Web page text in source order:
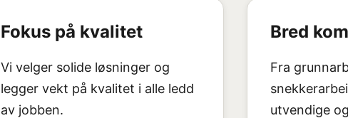
Fokus på kvalitet
Vi velger solide løsninger og
legger vekt på kvalitet i alle ledd
av jobben.
Bred
Fra
utvendige